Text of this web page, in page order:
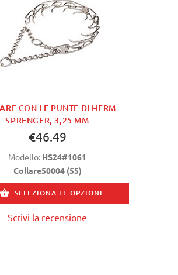
CON LE PUNTE DI HERM
SPRENGER, 3,25 MM
€46.49
Modello: HS24#1061
Collare50004 (55)
SELEZIONA LE OPZIONI
Scrivi la recensione